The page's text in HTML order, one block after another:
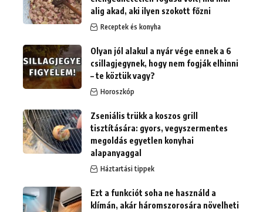
alig akad, aki ilyen szokott főzni
Receptek és konyha
Olyan jól alakul a nyár vége ennek a 6
csillagjegynek, hogy nem fogják elhinni
– te köztük vagy?
Horoszkóp
Zseniális trükk a koszos grill
tisztítására: gyors, vegyszermentes
megoldás egyetlen konyhai
alapanyaggal
Háztartási tippek
Ezt a funkciót soha ne használd a
klímán, akár háromszorosára növelheti